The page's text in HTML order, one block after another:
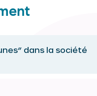
dans la société